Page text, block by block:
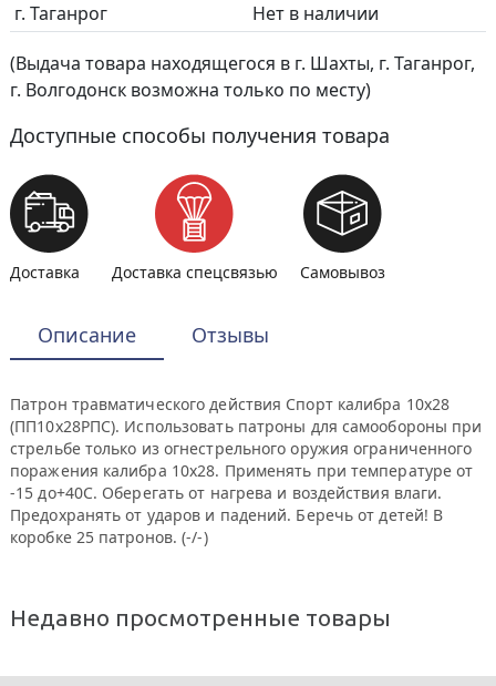
г. Таганрог
Нет в наличии
(Выдача товара находящегося в г. Шахты, г. Таганрог,
г. Волгодонск возможна только по месту)
Доступные способы получения товара
Доставка Доставка спецсвязью Самовывоз
Описание Отзывы
Патрон травматического действия Спорт калибра 10х28
(ПП10х28РПС). Использовать патроны для самообороны при
стрельбе только из огнестрельного оружия ограниченного
поражения калибра 10х28. Применять при температуре от
-15 до+40С. Оберегать от нагрева и воздействия влаги.
Предохранять от ударов и падений. Беречь от детей! В
коробке 25 патронов. (-/-)
Недавно просмотренные товары